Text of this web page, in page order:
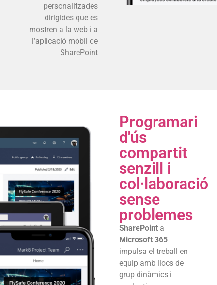
personalitzades
dirigides que es
mostren a la web i a
l’aplicació mòbil de
SharePoint
Programari
d'ús
compartit
senzill i
col·laboració
sense
problemes
SharePointa
Microsoft 365
impulsa el treball en
equip amb llocs de
grup dinàmics i